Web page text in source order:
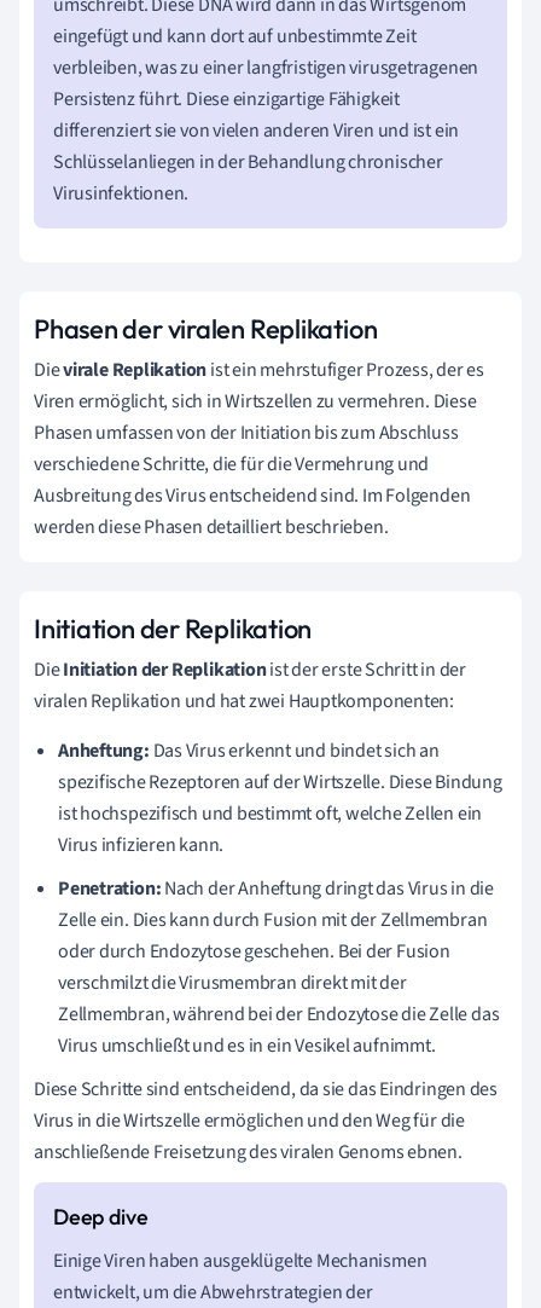
eingefügt und kann dort auf unbestimmte Zeit
verbleiben, was zu einer langfristigen virusgetragenen
Persistenz führt. Diese einzigartige Fähigkeit
differenziert sie von vielen anderen Viren und ist ein
Schlüsselanliegen in der Behandlung chronischer
Virusinfektionen.
Phasen der viralen Replikation
Dievirale Replikationist ein mehrstufiger Prozess, der es
Viren ermöglicht, sich in Wirtszellen zu vermehren. Diese
Phasen umfassen von der Initiation bis zum Abschluss
verschiedene Schritte, die für die Vermehrung und
Ausbreitung des Virus entscheidend sind. Im Folgenden
werden diese Phasen detailliert beschrieben.
Initiation der Replikation
DieInitiation der Replikationist der erste Schritt in der
viralen Replikation und hat zwei Hauptkomponenten:
Anheftung: Das Virus erkennt und bindet sich an
spezifische Rezeptoren auf der Wirtszelle. Diese Bindung
ist hochspezifisch und bestimmt oft, welche Zellen ein
Virus infizieren kann.
Penetration:Nach der Anheftung dringt das Virus in die
Zelle ein. Dies kann durch Fusion mit der Zellmembran
oder durch Endozytose geschehen. Bei der Fusion
verschmilzt die Virusmembran direkt mit der
Zellmembran, während bei der Endozytose die Zelle das
Virus umschließt und es in ein Vesikel aufnimmt.
Diese Schritte sind entscheidend, da sie das Eindringen des
Virus in die Wirtszelle ermöglichen und den Weg für die
anschließende Freisetzung des viralen Genoms ebnen.
Einige Viren haben ausgeklügelte Mechanismen
entwickelt, um die Abwehrstrategien der